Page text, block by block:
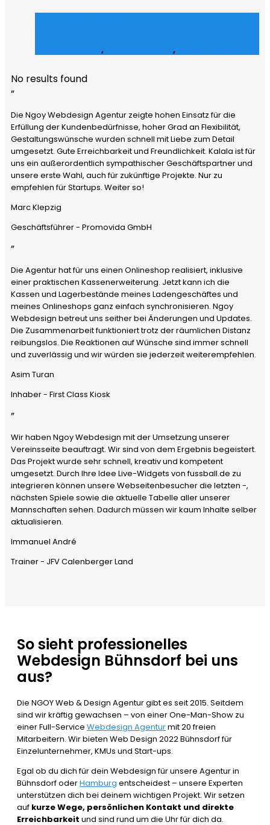
, ,
No results found
”
Die Ngoy Webdesign Agentur zeigte hohen Einsatz für die
Erfüllung der Kundenbedürfnisse, hoher Grad an Flexibilität,
Gestaltungswünsche wurden schnell mit Liebe zum Detail
umgesetzt. Gute Erreichbarkeit und Freundlichkeit. Kalala ist für
uns ein außerordentlich sympathischer Geschäftspartner und
unsere erste Wahl, auch für zukünftige Projekte. Nur zu
empfehlen für Startups. Weiter so!
Marc Klepzig
Geschäftsführer - Promovida GmbH
”
Die Agentur hat für uns einen Onlineshop realisiert, inklusive
einer praktischen Kassenerweiterung. Jetzt kann ich die
Kassen und Lagerbestände meines Ladengeschäftes und
meines Onlineshops ganz einfach synchronisieren. Ngoy
Webdesign betreut uns seither bei Änderungen und Updates.
Die Zusammenarbeit funktioniert trotz der räumlichen Distanz
reibungslos. Die Reaktionen auf Wünsche sind immer schnell
und zuverlässig und wir würden sie jederzeit weiterempfehlen.
Asim Turan
Inhaber - First Class Kiosk
”
Wir haben Ngoy Webdesign mit der Umsetzung unserer
Vereinsseite beauftragt. Wir sind von dem Ergebnis begeistert.
Das Projekt wurde sehr schnell, kreativ und kompetent
umgesetzt. Durch Ihre Idee Live-Widgets von fussball.de zu
integrieren können unsere Webseitenbesucher die letzten -,
nächsten Spiele sowie die aktuelle Tabelle aller unserer
Mannschaften sehen. Dadurch müssen wir kaum Inhalte selber
aktualisieren.
Immanuel André
Trainer - JFV Calenberger Land
So sieht professionelles
Webdesign Bühnsdorf bei uns
aus?
Die NGOY Web & Design Agentur gibt es seit 2015. Seitdem
sind wir kräftig gewachsen – von einer One-Man-Show zu
einer Full-Service Webdesign Agenturmit 20 freien
Mitarbeitern. Wir bieten Web Design 2022 Bühnsdorf für
Einzelunternehmer, KMUs und Start-ups.
Egal ob du dich für dein Webdesign für unsere Agentur in
Bühnsdorf oderHamburg entscheidest – unsere Experten
unterstützen dich bei deinem wichtigen Projekt. Wir setzen
auf kurze Wege, persönlichen Kontakt und direkte
Erreichbarkeit und sind rund um die Uhr für dich da.